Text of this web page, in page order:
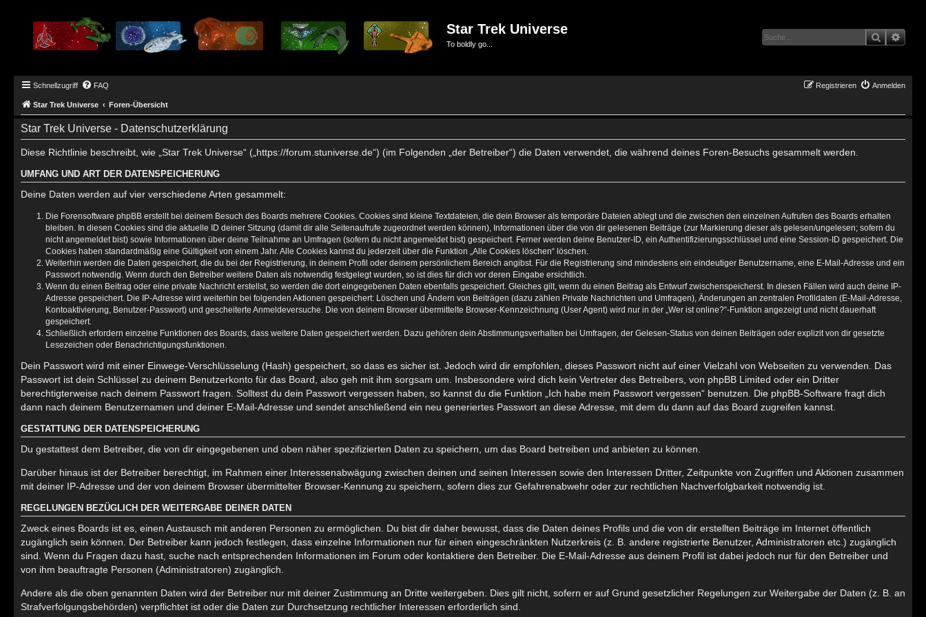
Star Trek Universe
To boldly go...
Suche
Schnellzugriff FAQ Anmelden
Registrieren
Star Trek Universe Foren-Übersicht
Star Trek Universe - Datenschutzerklärung
Diese Richtlinie beschreibt, wie „Star Trek Universe“ („https://forum.stuniverse.de“) (im Folgenden „der Betreiber“) die Daten verwendet, die während deines Foren-Besuchs gesammelt werden.
UMFANG UND ART DER DATENSPEICHERUNG
Deine Daten werden auf vier verschiedene Arten gesammelt:
Die Forensoftware phpBB erstellt bei deinem Besuch des Boards mehrere Cookies. Cookies sind kleine Textdateien, die dein Browser als temporäre Dateien ablegt und die zwischen den einzelnen Aufrufen des Boards erhalten
bleiben. In diesen Cookies sind die aktuelle ID deiner Sitzung (damit dir alle Seitenaufrufe zugeordnet werden können), Informationen über die von dir gelesenen Beiträge (zur Markierung dieser als gelesen/ungelesen; sofern du
nicht angemeldet bist) sowie Informationen über deine Teilnahme an Umfragen (sofern du nicht angemeldet bist) gespeichert. Ferner werden deine Benutzer-ID, ein Authentifizierungsschlüssel und eine Session-ID gespeichert. Die
Cookies haben standardmäßig eine Gültigkeit von einem Jahr. Alle Cookies kannst du jederzeit über die Funktion „Alle Cookies löschen“ löschen.
Weiterhin werden die Daten gespeichert, die du bei der Registrierung, in deinem Profil oder deinem persönlichem Bereich angibst. Für die Registrierung sind mindestens ein eindeutiger Benutzername, eine E-Mail-Adresse und ein
Passwort notwendig. Wenn durch den Betreiber weitere Daten als notwendig festgelegt wurden, so ist dies für dich vor deren Eingabe ersichtlich.
Wenn du einen Beitrag oder eine private Nachricht erstellst, so werden die dort eingegebenen Daten ebenfalls gespeichert. Gleiches gilt, wenn du einen Beitrag als Entwurf zwischenspeicherst. In diesen Fällen wird auch deine IP-
Adresse gespeichert. Die IP-Adresse wird weiterhin bei folgenden Aktionen gespeichert: Löschen und Ändern von Beiträgen (dazu zählen Private Nachrichten und Umfragen), Änderungen an zentralen Profildaten (E-Mail-Adresse,
Kontoaktivierung, Benutzer-Passwort) und gescheiterte Anmeldeversuche. Die von deinem Browser übermittelte Browser-Kennzeichnung (User Agent) wird nur in der „Wer ist online?“-Funktion angezeigt und nicht dauerhaft
gespeichert.
Schließlich erfordern einzelne Funktionen des Boards, dass weitere Daten gespeichert werden. Dazu gehören dein Abstimmungsverhalten bei Umfragen, der Gelesen-Status von deinen Beiträgen oder explizit von dir gesetzte
Lesezeichen oder Benachrichtigungsfunktionen.
Dein Passwort wird mit einer Einwege-Verschlüsselung (Hash) gespeichert, so dass es sicher ist. Jedoch wird dir empfohlen, dieses Passwort nicht auf einer Vielzahl von Webseiten zu verwenden. Das
Passwort ist dein Schlüssel zu deinem Benutzerkonto für das Board, also geh mit ihm sorgsam um. Insbesondere wird dich kein Vertreter des Betreibers, von phpBB Limited oder ein Dritter
berechtigterweise nach deinem Passwort fragen. Solltest du dein Passwort vergessen haben, so kannst du die Funktion „Ich habe mein Passwort vergessen“ benutzen. Die phpBB-Software fragt dich
dann nach deinem Benutzernamen und deiner E-Mail-Adresse und sendet anschließend ein neu generiertes Passwort an diese Adresse, mit dem du dann auf das Board zugreifen kannst.
GESTATTUNG DER DATENSPEICHERUNG
Du gestattest dem Betreiber, die von dir eingegebenen und oben näher spezifizierten Daten zu speichern, um das Board betreiben und anbieten zu können.
Darüber hinaus ist der Betreiber berechtigt, im Rahmen einer Interessenabwägung zwischen deinen und seinen Interessen sowie den Interessen Dritter, Zeitpunkte von Zugriffen und Aktionen zusammen
mit deiner IP-Adresse und der von deinem Browser übermittelter Browser-Kennung zu speichern, sofern dies zur Gefahrenabwehr oder zur rechtlichen Nachverfolgbarkeit notwendig ist.
REGELUNGEN BEZÜGLICH DER WEITERGABE DEINER DATEN
Zweck eines Boards ist es, einen Austausch mit anderen Personen zu ermöglichen. Du bist dir daher bewusst, dass die Daten deines Profils und die von dir erstellten Beiträge im Internet öffentlich
zugänglich sein können. Der Betreiber kann jedoch festlegen, dass einzelne Informationen nur für einen eingeschränkten Nutzerkreis (z. B. andere registrierte Benutzer, Administratoren etc.) zugänglich
sind. Wenn du Fragen dazu hast, suche nach entsprechenden Informationen im Forum oder kontaktiere den Betreiber. Die E-Mail-Adresse aus deinem Profil ist dabei jedoch nur für den Betreiber und
von ihm beauftragte Personen (Administratoren) zugänglich.
Andere als die oben genannten Daten wird der Betreiber nur mit deiner Zustimmung an Dritte weitergeben. Dies gilt nicht, sofern er auf Grund gesetzlicher Regelungen zur Weitergabe der Daten (z. B. an
Strafverfolgungsbehörden) verpflichtet ist oder die Daten zur Durchsetzung rechtlicher Interessen erforderlich sind.